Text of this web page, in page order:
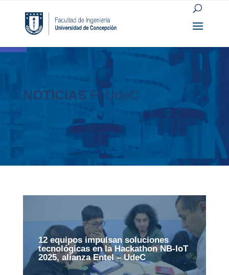
Open toolbar
NOTICIAS FI UdeC
12 equipos impulsan soluciones
tecnológicas en la Hackathon NB-IoT
2025, alianza Entel – UdeC